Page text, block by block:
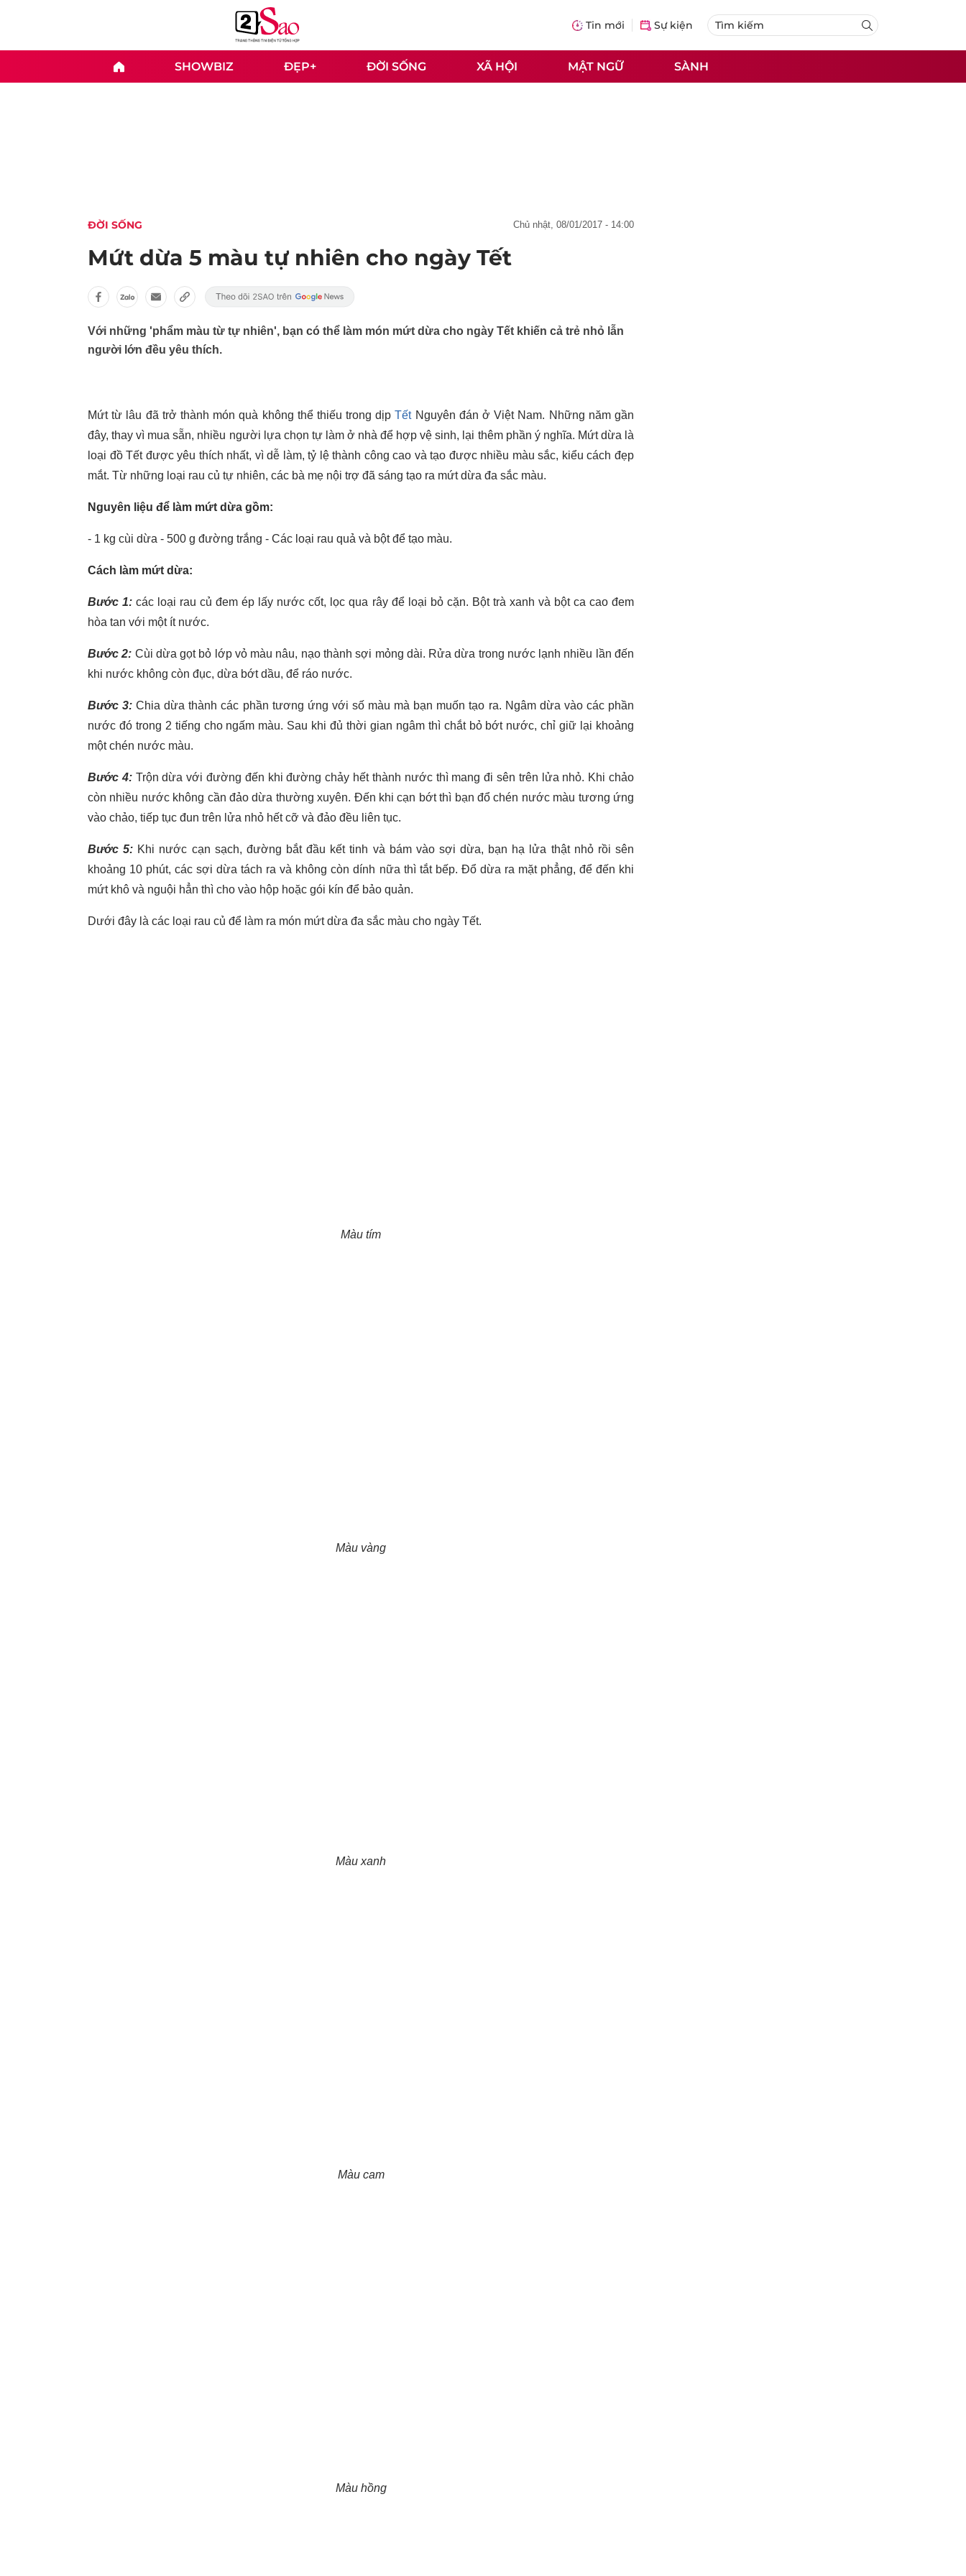
Tin mới Sự kiện
SHOWBIZ ĐẸP+ ĐỜI SỐNG XÃ HỘI MẬT NGỮ SÀNH
ĐỜI SỐNG chủ nhật, 08/01/2017 - 14:00
Mứt dừa 5 màu tự nhiên cho ngày Tết
Với những 'phẩm màu từ tự nhiên', bạn có thể làm món mứt dừa cho ngày Tết khiến cả trẻ nhỏ lẫn
người lớn đều yêu thích.
Mứt từ lâu đã trở thành món quà không thể thiếu trong dịp TếtNguyên đán ở Việt Nam. Những năm gần
đây, thay vì mua sẵn, nhiều người lựa chọn tự làm ở nhà để hợp vệ sinh, lại thêm phần ý nghĩa. Mứt dừa là
loại đồ Tết được yêu thích nhất, vì dễ làm, tỷ lệ thành công cao và tạo được nhiều màu sắc, kiểu cách đẹp
mắt. Từ những loại rau củ tự nhiên, các bà mẹ nội trợ đã sáng tạo ra mứt dừa đa sắc màu.
Nguyên liệu để làm mứt dừa gồm:
- 1 kg cùi dừa - 500 g đường trắng - Các loại rau quả và bột để tạo màu.
Cách làm mứt dừa:
Bước 1: các loại rau củ đem ép lấy nước cốt, lọc qua rây để loại bỏ cặn. Bột trà xanh và bột ca cao đem
hòa tan với một ít nước.
Bước 2: Cùi dừa gọt bỏ lớp vỏ màu nâu, nạo thành sợi mỏng dài. Rửa dừa trong nước lạnh nhiều lần đến
khi nước không còn đục, dừa bớt dầu, để ráo nước.
Bước 3: Chia dừa thành các phần tương ứng với số màu mà bạn muốn tạo ra. Ngâm dừa vào các phần
nước đó trong 2 tiếng cho ngấm màu. Sau khi đủ thời gian ngâm thì chắt bỏ bớt nước, chỉ giữ lại khoảng
một chén nước màu.
Bước 4: Trộn dừa với đường đến khi đường chảy hết thành nước thì mang đi sên trên lửa nhỏ. Khi chảo
còn nhiều nước không cần đảo dừa thường xuyên. Đến khi cạn bớt thì bạn đổ chén nước màu tương ứng
vào chảo, tiếp tục đun trên lửa nhỏ hết cỡ và đảo đều liên tục.
Bước 5: Khi nước cạn sạch, đường bắt đầu kết tinh và bám vào sợi dừa, bạn hạ lửa thật nhỏ rồi sên
khoảng 10 phút, các sợi dừa tách ra và không còn dính nữa thì tắt bếp. Đổ dừa ra mặt phẳng, để đến khi
mứt khô và nguội hẳn thì cho vào hộp hoặc gói kín để bảo quản.
Dưới đây là các loại rau củ để làm ra món mứt dừa đa sắc màu cho ngày Tết.
Màu tím
Màu vàng
Màu xanh
Màu cam
Màu hồng